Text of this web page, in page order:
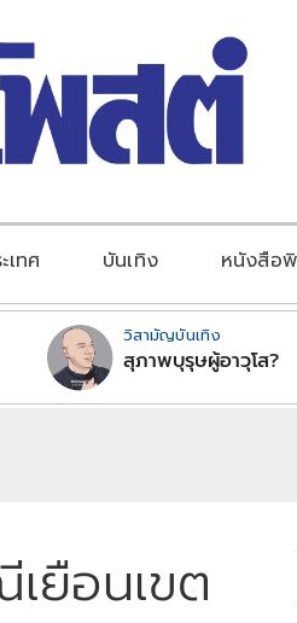
เทศ บันเทิง หนังสือ
วิสามัญบันเทิง
สุภาพบุรุษผู้อาวุโส?
ยือนเขต